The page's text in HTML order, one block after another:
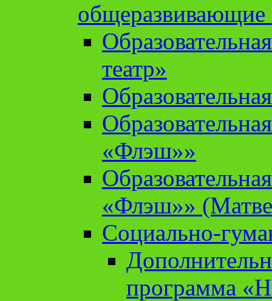
театр»
«Флэш»»
«Флэш»»
Социально-
программа